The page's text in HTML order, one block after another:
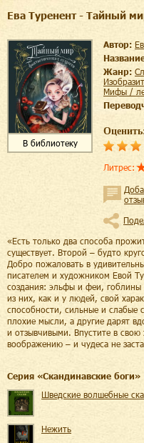
Ева Туренент - Тайный
В библиотеку
Автор:
Жанр:
мифы /
Литрес:
«Есть только два способа
существует. Второй – будто
Добро пожаловать в
писателем и художником Евой
создания: эльфы и феи,
из них, как и у людей, свой
способности, сильные и слабые
плохие мысли, а другие дарят
и отзывчивыми. Впустите в
воображению – и чудеса не
Cерия «Скандинавские боги»
Шведские волшебные
Нежить